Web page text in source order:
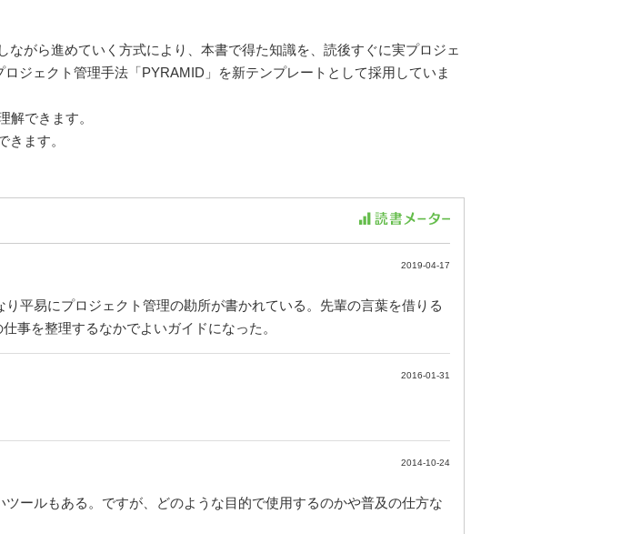
がら進めていく方式により、本書で得た知識を、読後すぐに実プロジェ
ジェクト管理手法「PYRAMID」を新テンプレートとして採用していま
解できます。
きます。
2019-04-17
平易にプロジェクト管理の勘所が書かれている。先輩の言葉を借りる
事を整理するなかでよいガイドになった。
2016-01-31
2014-10-24
ールもある。ですが、どのような目的で使用するのかや普及の仕方な